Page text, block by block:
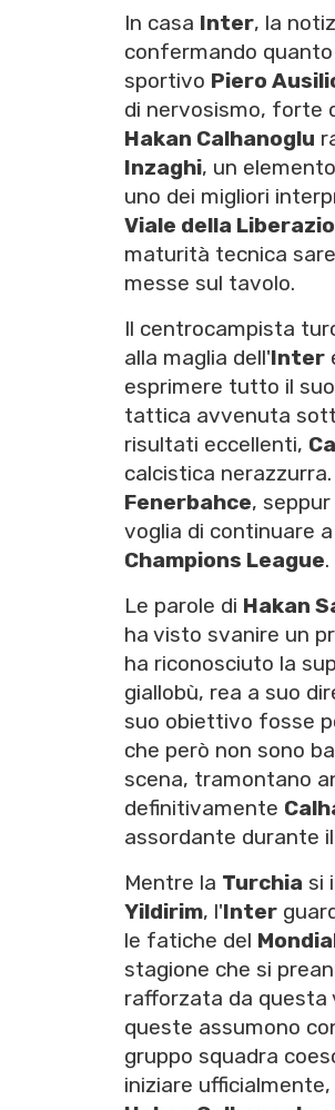
In casa Inter, la
confermando
sportivo Piero
di nervosismo, forte
Hakan Calhanoglu
Inzaghi, un
uno dei migliori
Viale della
maturità tecnica
messe sul tavolo.
Il centrocampista
alla maglia dell'Inter
esprimere tutto il
tattica avvenuta
risultati eccellenti,
calcistica
Fenerbahce,
voglia di continuare
Champions League.
Le parole di Hakan
ha visto svanire un
ha riconosciuto la
giallobù, rea a suo
suo obiettivo fosse
che però non sono
scena, tramontano
definitivamente
assordante durante
Mentre la Turchia si
Yildirim, l'Inter
le fatiche del
stagione che si
rafforzata da questa
queste assumono
gruppo squadra
iniziare